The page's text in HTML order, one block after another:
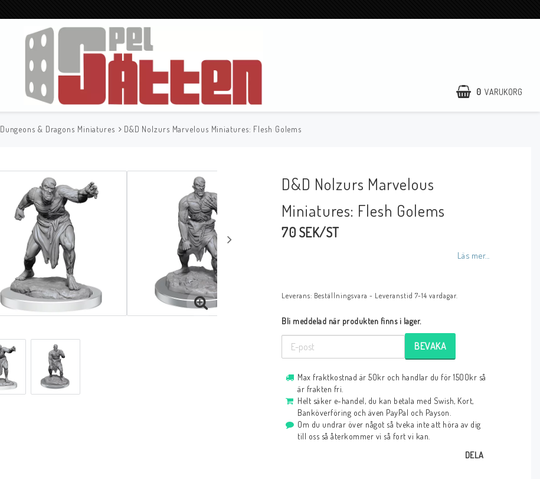
0 VARUKORG
Dungeons & Dragons Miniatures D&D Nolzurs Marvelous Miniatures: Flesh Golems
D&D Nolzurs Marvelous
Miniatures: Flesh Golems
70 SEK/ST
Läs mer...
Leverans: Beställningsvara - Leveranstid 7-14 vardagar.
Bli meddelad när produkten finns i lager.
BEVAKA
Max fraktkostnad är 50kr och handlar du för 1500kr så
är frakten fri.
Helt säker e-handel, du kan betala med Swish, Kort,
Banköverföring och även PayPal och Payson.
Om du undrar över något så tveka inte att höra av dig
till oss så återkommer vi så fort vi kan.
DELA